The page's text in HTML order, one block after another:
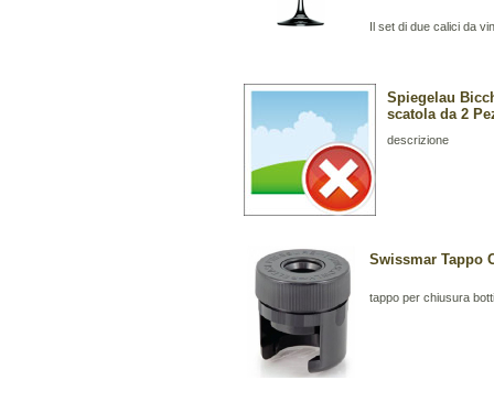
Il set di due calici da
Spiegelau
scatola da 2
descrizione
Swissmar Tappo
tappo per chiusura